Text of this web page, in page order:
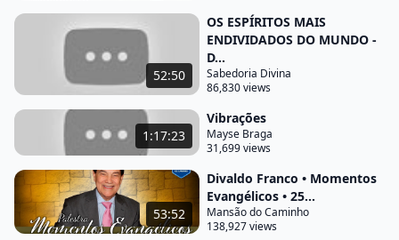
demonstração de grandes alegrias fomos
recebidos com o primeiro grupo espírita que
houver aprofundado fase anos ele quer cera e
agora já havia adquirido personalidade jurídica e
me haviam solicitado para falar de um tema a
reencarnação e os fenômenos que ocorrem na vida
o preço de um público expressivo para a cidade que
me umas 200 pessoas falamos sobre a
reencarnação a reencarnação é o terceiro Pilar
física baixo para que haja a reencarnação primeiro
52:50
OS ESPÍRITOS MAIS
ENDIVIDADOS DO MUNDO -
D...
Sabedoria Divina
86,830 views
1:17:23
Vibrações
Mayse Braga
31,699 views
53:52
Divaldo Franco • Momentos
Evangélicos • 25...
Mansão do Caminho
138,927 views